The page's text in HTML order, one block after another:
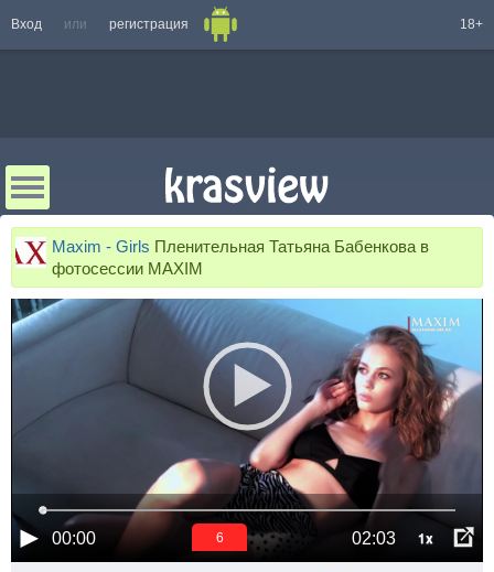
Вход или регистрация 18+
Maxim - Girls Пленительная Татьяна Бабенкова в
фотосессии MAXIM
00:00 02:03 1x
6